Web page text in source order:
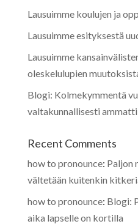
Lausuimme koulujen ja
Lausuimme esityksestä
Lausuimme
oleskelulupien
Blogi: Kolmekymmentä
valtakunnallisesti
Recent Comments
how to pronounce: Paljon
vältetään kuitenkin
how to pronounce: Blogi:
aika lapselle on kortilla